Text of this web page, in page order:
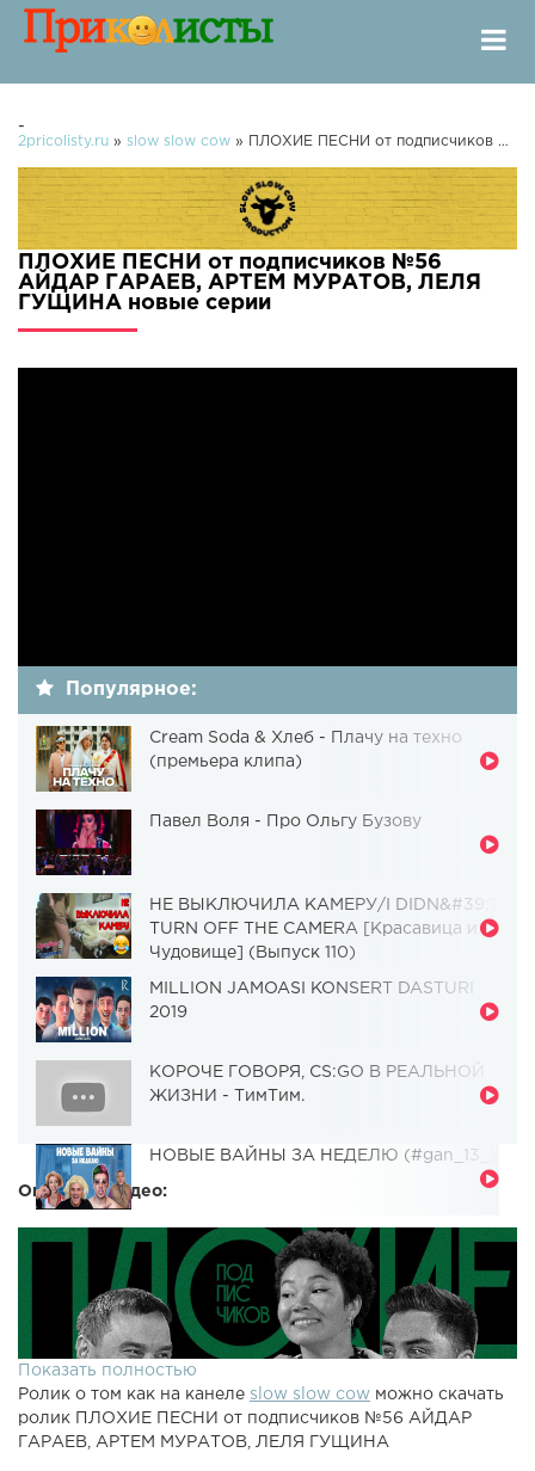
-
2pricolisty.ru » slow slow cow » ПЛОХИЕ ПЕСНИ от подписчиков №56 АЙДАР ГАРАЕВ, АРТЕМ МУРАТОВ, ЛЕЛЯ ГУЩИНА
ПЛОХИЕ ПЕСНИ от подписчиков №56
АЙДАР ГАРАЕВ, АРТЕМ МУРАТОВ, ЛЕЛЯ
ГУЩИНА новые серии
Популярное:
Cream Soda & Хлеб - Плачу на техно
(премьера клипа)
Павел Воля - Про Ольгу Бузову
НЕ ВЫКЛЮЧИЛА КАМЕРУ/I DIDN&#39;T
TURN OFF THE CAMERA [Красавица и
Чудовище] (Выпуск 110)
MILLION JAMOASI KONSERT DASTURI
2019
КОРОЧЕ ГОВОРЯ, CS:GO В РЕАЛЬНОЙ
ЖИЗНИ - ТимТим.
НОВЫЕ ВАЙНЫ ЗА НЕДЕЛЮ (#gan_13_)
Описание видео:
Показать полностью
Ролик о том как на канеле slow slow cow можно скачать
ролик ПЛОХИЕ ПЕСНИ от подписчиков №56 АЙДАР
ГАРАЕВ, АРТЕМ МУРАТОВ, ЛЕЛЯ ГУЩИНА